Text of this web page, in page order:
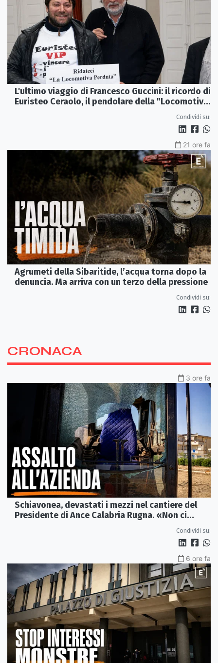
L'ultimo viaggio di Francesco Guccini: il ricordo di
Euristeo Ceraolo, il pendolare della "Locomotiva
Condividi su:
21 ore fa
Agrumeti della Sibaritide, l’acqua torna dopo la
denuncia. Ma arriva con un terzo della pressione
Condividi su:
CRONACA
3 ore fa
Schiavonea, devastati i mezzi nel cantiere del
Presidente di Ance Calabria Rugna. «Non ci
Condividi su:
6 ore fa